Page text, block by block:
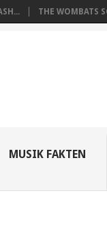
THE WOMBATS
MUSIK FAKTEN